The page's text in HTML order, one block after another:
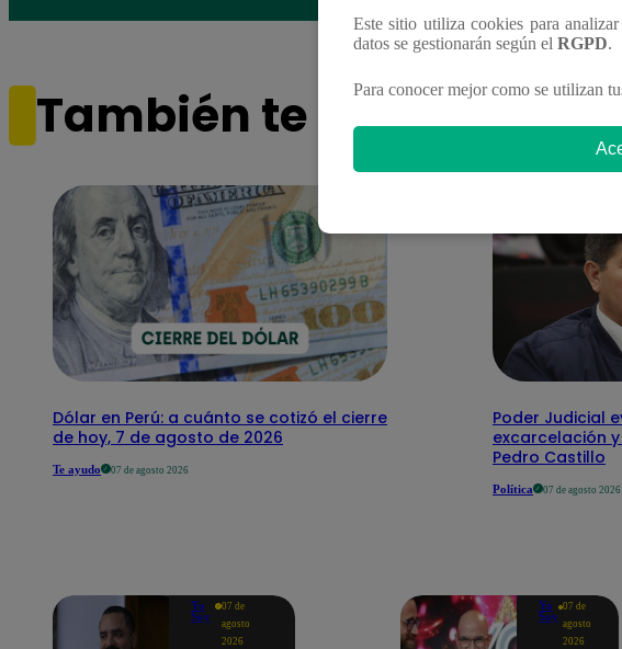
También te puede
Dólar en Perú: a cuánto se cotizó el cierre
de hoy, 7 de agosto de 2026
Te ayudo 07 de agosto 2026
Poder Judicial
excarcelación
Pedro Castillo
Política 07 de agosto 2026
Yo
Soy
07 de
agosto
2026
Yo
Soy
07 de
agosto
2026
Este sitio utiliza cookies para
datos se gestionarán según el RGPD.
Para conocer mejor como se utilizan